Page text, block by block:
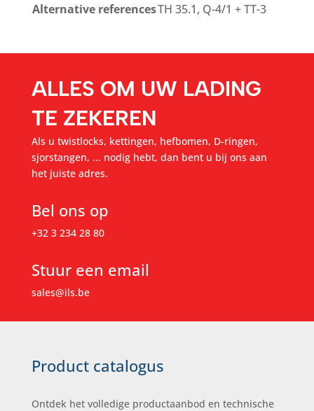
Alternative referencesTH 35.1, Q-4/1 + TT-3
ALLES OM UW LADING
TE ZEKEREN
Als u twistlocks, kettingen, hefbomen, D-ringen,
sjorstangen, ... nodig hebt, dan bent u bij ons aan
het juiste adres.
Bel ons op
+32 3 234 28 80
Stuur een email
sales@ils.be
Product catalogus
Ontdek het volledige productaanbod en technische